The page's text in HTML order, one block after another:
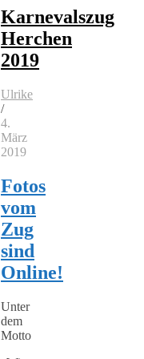
Karnevalszug
Herchen
2019
Ulrike
/
4.
März
2019
Fotos
vom
Zug
sind
Online!
Unter
dem
Motto